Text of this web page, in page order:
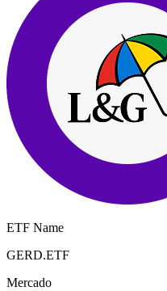
ETF Name
GERD.ETF
Mercado